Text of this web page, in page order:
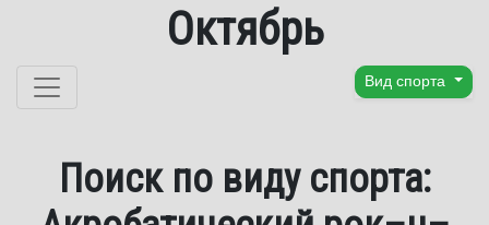
Октябрь
Перейти к содержанию Вид спорта
Поиск по виду спорта: